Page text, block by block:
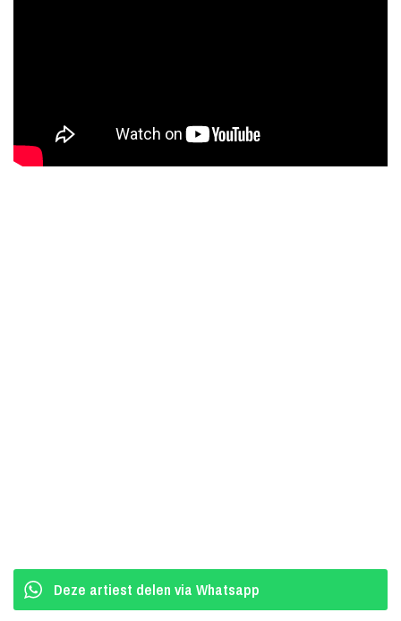
Deze artiest delen via Whatsapp